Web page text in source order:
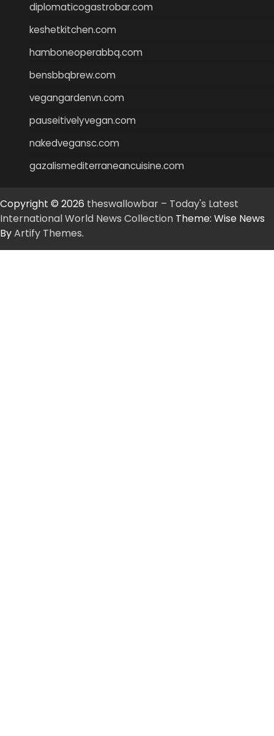
diplomaticogastrobar.com
keshetkitchen.com
hamboneoperabbq.com
bensbbqbrew.com
vegangardenvn.com
pauseitivelyvegan.com
nakedvegansc.com
gazalismediterraneancuisine.com
Copyright © 2026 theswallowbar – Today's Latest
International World News Collection Theme: Wise News
ByArtify Themes.